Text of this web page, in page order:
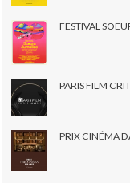
FESTIVAL
PARIS FILM
PRIX CINÉMA